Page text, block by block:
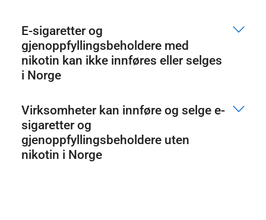
E-sigaretter og
gjenoppfyllingsbeholdere med
nikotin kan ikke innføres eller selges
i Norge
Virksomheter kan innføre og selge e-
sigaretter og
gjenoppfyllingsbeholdere uten
nikotin i Norge